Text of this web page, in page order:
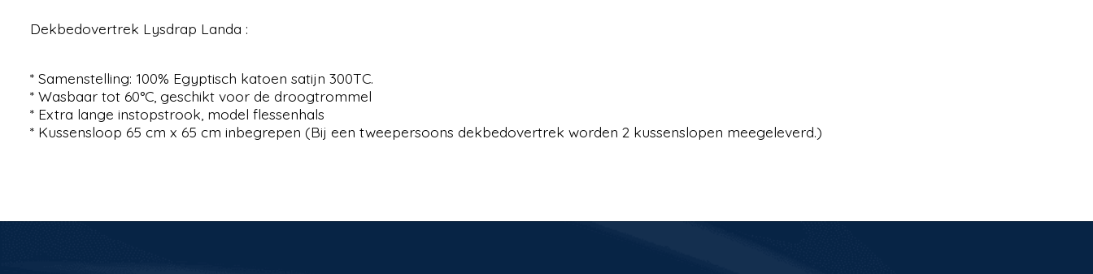
Dekbedovertrek Lysdrap Landa :
* Samenstelling: 100% Egyptisch katoen satijn 300TC.
* Wasbaar tot 60°C, geschikt voor de droogtrommel
* Extra lange instopstrook, model flessenhals
* Kussensloop 65 cm x 65 cm inbegrepen (Bij een tweepersoons dekbedovertrek worden 2 kussenslopen meegeleverd.)